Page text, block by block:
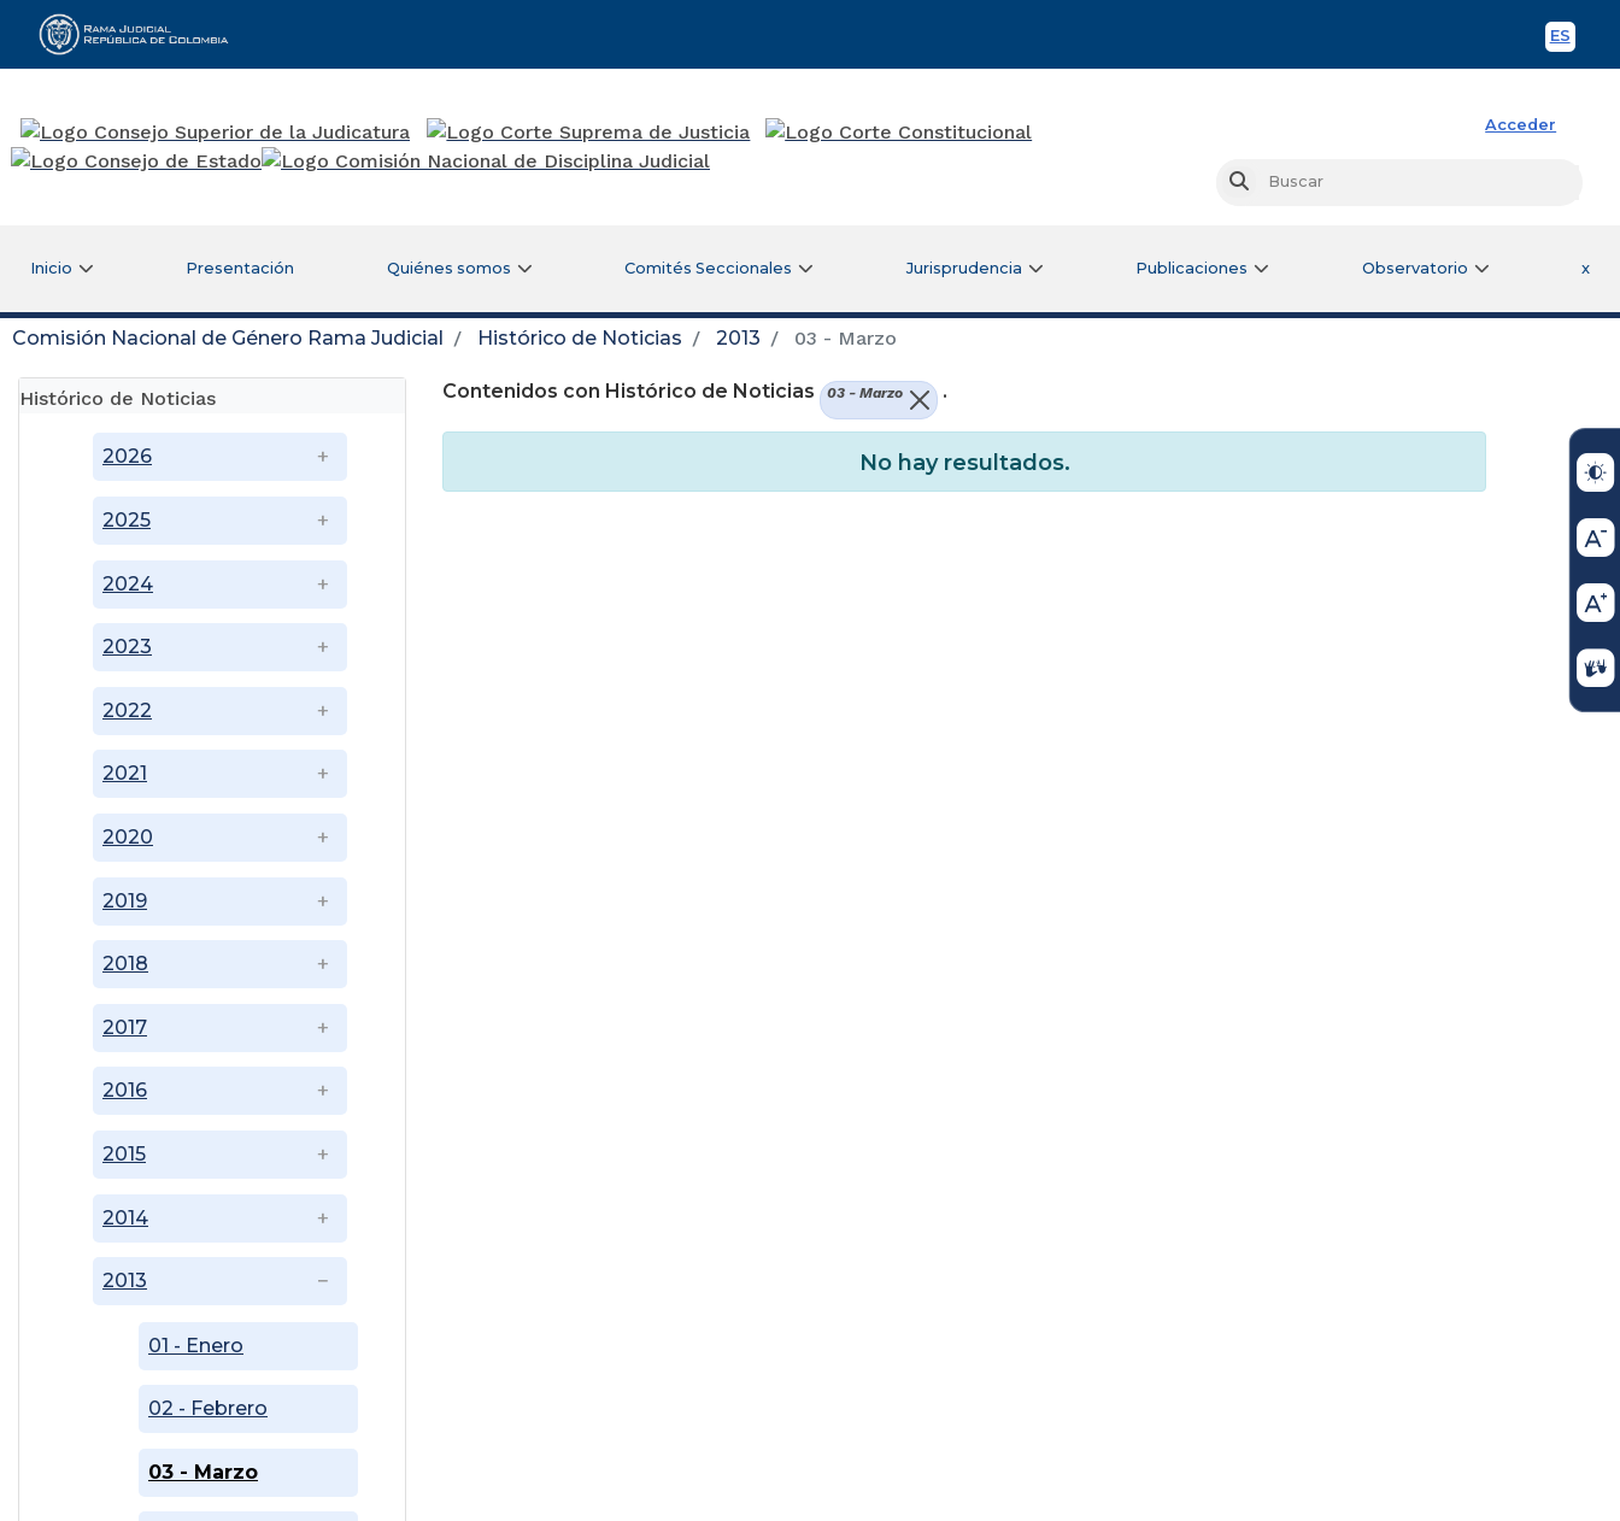
ES
Rama Judicial
Acceder
Buscar
Inicio Presentación Quiénes somos Comités Seccionales Jurisprudencia Publicaciones Observatorio x
Comisión Nacional de Género Rama Judicial Histórico de Noticias 2013 03 - Marzo
Histórico de Noticias
2013
01 - Enero
02 - Febrero
03 - Marzo
2014
2015
2016
2017
2018
2019
2020
2021
2022
2023
2024
2025
2026
Contenidos con Histórico de Noticias 03 - Marzo .
No hay resultados.